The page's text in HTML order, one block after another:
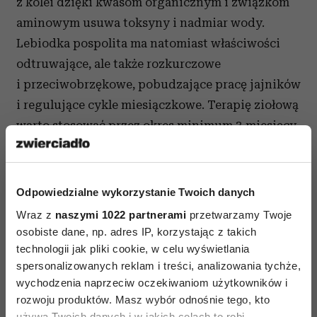
Odpowiedzialne wykorzystanie Twoich danych
Wraz z naszymi 1022 partnerami przetwarzamy Twoje
osobiste dane, np. adres IP, korzystając z takich
technologii jak pliki cookie, w celu wyświetlania
spersonalizowanych reklam i treści, analizowania tychże,
wychodzenia naprzeciw oczekiwaniom użytkowników i
rozwoju produktów. Masz wybór odnośnie tego, kto
aminowym usuwa toksyny i nadmiar wody.
Lebiodka pospolita ma natomiast właściwości
odtruwające, ale także rozkurczowe
i przeciwobrzękowe, pobudzające pracę jajników
i regulujące cykle miesiączkowe. Terapię ziołową
warto stosować przez okres minimum 3 miesięcy,
można ją również kontynuować w czasie ciąży.
Kwas foliowy, czyli witamina B9 odgrywa ważną
rolę w prawidłowym rozwoju płodu. Żeby jednak
witamina spełniała swoją funkcję, konieczne jest
jej przyjmowanie minimum 3 miesiące przed
zajściem w ciążę. Okres pomiędzy odstawieniem
leków, a planowaniem ciąży jest do tego idealny.